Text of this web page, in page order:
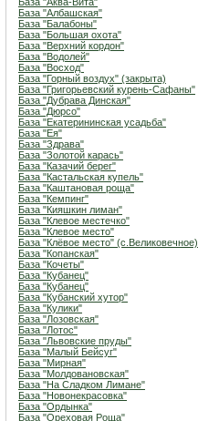
База "Албашская"
База "Балабоны"
База "Большая охота"
База "Верхний кордон"
База "Водолей"
База "Восход"
База "Горный воздух" (закрыта)
База "Григорьевский курень-Сафаны"
База "Дубрава Динская"
База "Дюрсо"
База "Екатерининская усадьба"
База "Ея"
База "Здрава"
База "Золотой карась"
База "Казачий берег"
База "Кастальская купель"
База "Каштановая роща"
База "Кемпинг"
База "Кияшкин лиман"
База "Клевое местечко"
База "Клевое место"
База "Клёвое место" (с.Великовечное)
База "Копанская"
База "Кочеты"
База "Кубанец"
База "Кубанец"
База "Кубанский хутор"
База "Кулики"
База "Лозовская"
База "Лотос"
База "Львовские пруды"
База "Малый Бейсуг"
База "Мирная"
База "Молдовановская"
База "На Сладком Лимане"
База "Новонекрасовка"
База "Ордынка"
База "Ореховая Роща"